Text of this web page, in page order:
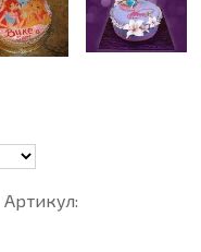
Артикул: